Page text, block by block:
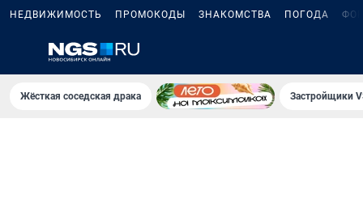
НЕДВИЖИМОСТЬ ПРОМОКОДЫ ЗНАКОМСТВА ПОГОДА
Жёсткая соседская драка Застройщики